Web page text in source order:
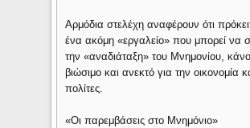
Αρμόδια στελέχη αναφέρουν ότι
ένα ακόμη «εργαλείο» που μπορεί να
την «αναδιάταξη» του Μνημονίου,
βιώσιμο και ανεκτό για την οικονομία
πολίτες.
«Οι παρεμβάσεις στο Μνημόνιο»